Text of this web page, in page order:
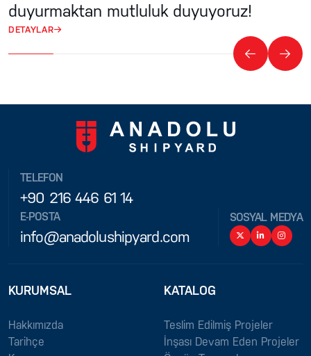
duyurmaktan mutluluk duyuyoruz!
DETAYLAR
TELEFON
+90 216 446 61 14
E-POSTA
info@anadolushipyard.com
SOSYAL MEDYA
KURUMSAL
Hakkımızda
Tarihçe
KATALOG
Teslim Edilmiş Projeler
İnşası Devam Eden Projeler